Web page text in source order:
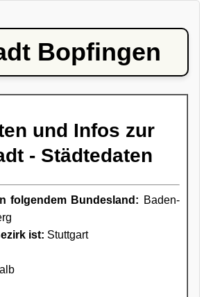
Bopfingen
und Infos zur
- Städtedaten
folgendem Bundesland: Baden-
ist: Stuttgart